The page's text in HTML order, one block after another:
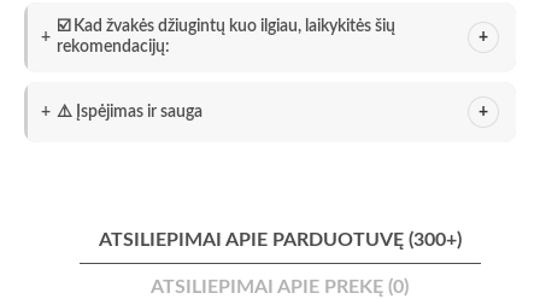
☑️ Kad žvakės džiugintų kuo ilgiau, laikykitės šių
rekomendacijų:
⚠️ Įspėjimas ir sauga
ATSILIEPIMAI APIE PARDUOTUVĘ (300+)
ATSILIEPIMAI APIE PREKĘ (0)